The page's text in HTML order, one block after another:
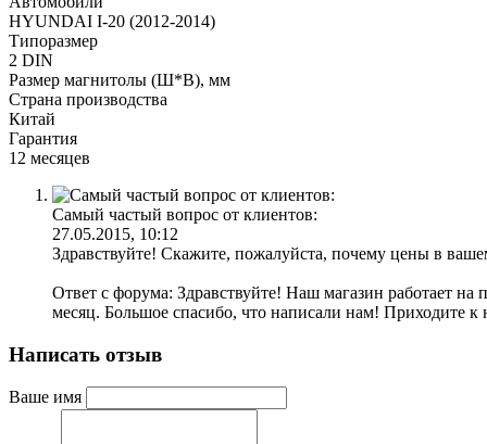
HYUNDAI I-20 (2012-2014)
Типоразмер
2 DIN
Размер магнитолы (Ш*В), мм
Страна производства
Китай
Гарантия
12 месяцев
Самый частый вопрос от клиентов:
27.05.2015, 10:12
Здравствуйте! Скажите, пожалуйста, почему цены в
Ответ с форума: Здравствуйте! Наш магазин работает
месяц. Большое спасибо, что написали нам! Приходите
Написать отзыв
Ваше имя